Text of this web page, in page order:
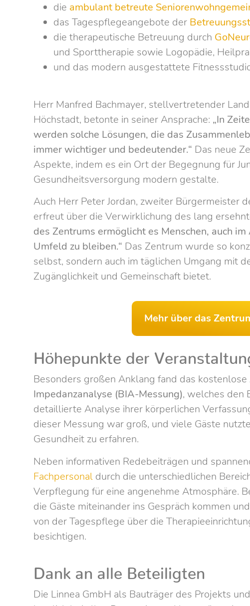
die ambulant betreute
das Tagespflegeangebote der
die therapeutische Betreuung durch
und Sporttherapie sowie Logopädie,
und das modern ausgestattete
Herr Manfred Bachmayer, stellvertretender
Höchstadt, betonte in seiner Ansprache: „In
werden solche Lösungen, die das
immer wichtiger und bedeutender.“ Das neue
Aspekte, indem es ein Ort der Begegnung für
Gesundheitsversorgung modern gestalte.
Auch Herr Peter Jordan, zweiter Bürgermeister
erfreut über die Verwirklichung des lang
des Zentrums ermöglicht es Menschen, auch
Umfeld zu bleiben.“ Das Zentrum wurde so
selbst, sondern auch im täglichen Umgang mit
Zugänglichkeit und Gemeinschaft bietet.
Mehr über das
Höhepunkte der
Besonders großen Anklang fand das
Impedanzanalyse (BIA-Messung), welches den
detaillierte Analyse ihrer körperlichen
dieser Messung war groß, und viele Gäste
Gesundheit zu erfahren.
Neben informativen Redebeiträgen und
Fachpersonal durch die unterschiedlichen
Verpflegung für eine angenehme Atmosphäre.
die Gäste miteinander ins Gespräch kommen
von der Tagespflege über die
besichtigen.
Dank an alle Beteiligten
Die Linnea GmbH als Bauträger des Projekts